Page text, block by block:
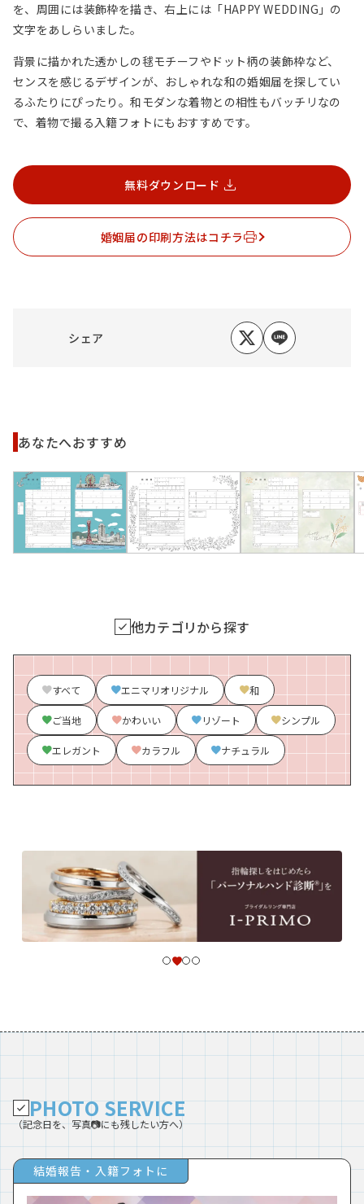
を、周囲には装飾枠を描き、右上には「HAPPY WEDDING」の
文字をあしらいました。
背景に描かれた透かしの毬モチーフやドット柄の装飾枠など、
センスを感じるデザインが、おしゃれな和の婚姻届を探してい
るふたりにぴったり。和モダンな着物との相性もバッチリなの
で、着物で撮る入籍フォトにもおすすめです。
無料ダウンロード
婚姻届の印刷方法はコチラ
シェア
あなたへおすすめ
他カテゴリから探す
すべて エニマリオリジナル 和
ご当地 かわいい リゾート シンプル
エレガント カラフル ナチュラル
PHOTO SERVICE
（記念日を、写真📷にも残したい方へ）
結婚報告・入籍フォトに